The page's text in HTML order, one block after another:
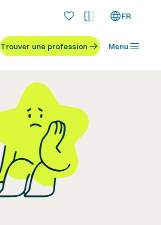
FR
Trouver une profession Menu